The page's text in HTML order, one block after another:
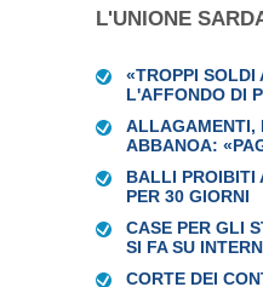
L'UNIONE
«TROPPI SOLDI
L'AFFONDO DI
ALLAGAMENTI,
ABBANOA:
BALLI PROIBITI
PER 30 GIORNI
CASE PER GLI
SI FA SU
CORTE DEI